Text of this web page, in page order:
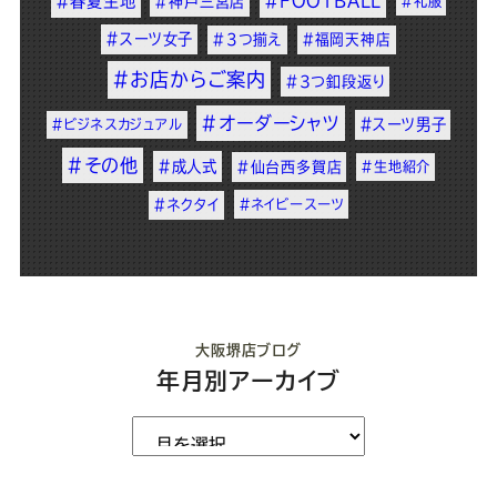
#スーツ女子 #3つ揃え #福岡天神店
#お店からご案内 #3つ釦段返り
#ビジネスカジュアル #オーダーシャツ #スーツ男子
#その他 #成人式 #仙台西多賀店 #生地紹介
#ネクタイ #ネイビースーツ
大阪堺店ブログ
年月別アーカイブ